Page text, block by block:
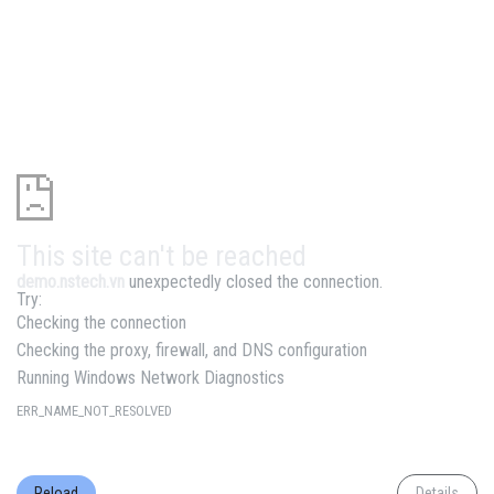
unexpectedly closed the connection.
Try:
Checking the connection
Checking the proxy, firewall, and DNS configuration
Running Windows Network Diagnostics
ERR_NAME_NOT_RESOLVED